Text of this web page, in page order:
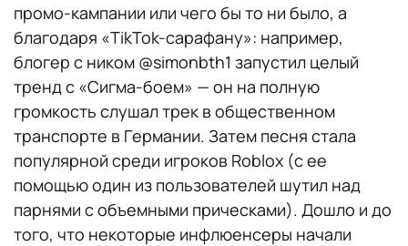
промо-кампании или чего бы то ни было, а
благодаря «TikTok-сарафану»: например,
блогер с ником @simonbth1 запустил целый
тренд с «Сигма-боем» — он на полную
громкость слушал трек в общественном
транспорте в Германии. Затем песня стала
популярной среди игроков Roblox (с ее
помощью один из пользователей шутил над
парнями с объемными прическами). Дошло и до
того, что некоторые инфлюенсеры начали